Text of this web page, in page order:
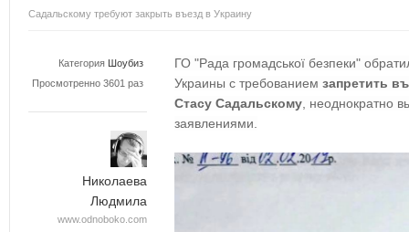
Садальскому требуют закрыть въезд в Украину
Категория Шоубиз
Просмотренно 3601 раз
Николаева
Людмила
www.odnoboko.com
ГО "Рада громадської безпеки"
Украины с требованием запретить
Стасу Садальскому , неоднократно
заявлениями.